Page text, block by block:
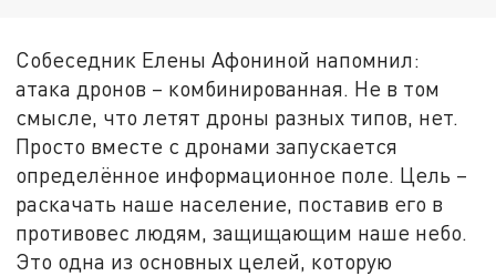
Собеседник Елены Афониной напомнил:
атака дронов – комбинированная. Не в том
смысле, что летят дроны разных типов, нет.
Просто вместе с дронами запускается
определённое информационное поле. Цель –
раскачать наше население, поставив его в
противовес людям, защищающим наше небо.
Это одна из основных целей, которую